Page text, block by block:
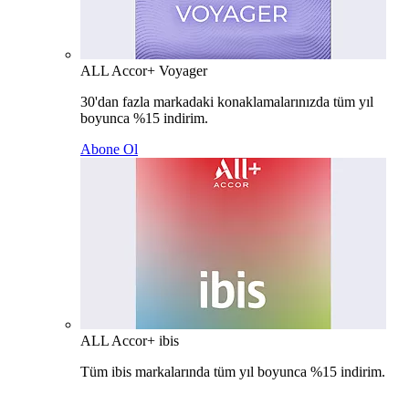
ALL Accor+ Voyager
30'dan fazla markadaki konaklamalarınızda tüm yıl
boyunca %15 indirim.
Abone Ol
ALL Accor+ ibis
Tüm ibis markalarında tüm yıl boyunca %15 indirim.